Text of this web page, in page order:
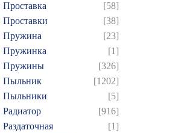
Проставка
[58]
Проставки
[38]
Пружина
[23]
Пружинка
[1]
Пружины
[326]
Пыльник
[1202]
Пыльники
[5]
Радиатор
[916]
Раздаточная
[1]